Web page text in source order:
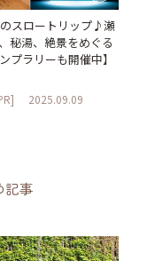
スロートリップ♪瀬
秘湯、絶景をめぐる
プラリーも開催中】
2025.09.09
記事